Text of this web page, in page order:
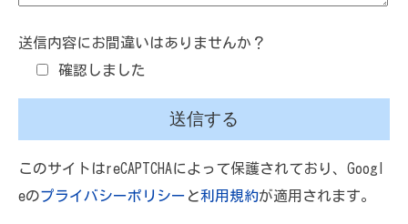
送信内容にお間違いはありませんか？
確認しました
このサイトはreCAPTCHAによって保護されており、Googl
eのプライバシーポリシー と利用規約が適用されます。